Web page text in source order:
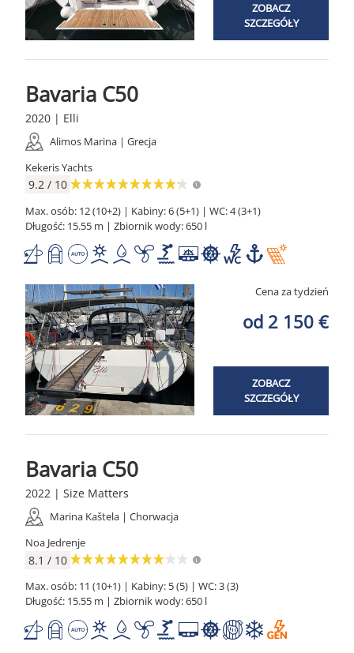
ZOBACZ
SZCZEGÓŁY
Bavaria C50
2020 | Elli
Alimos Marina | Grecja
Kekeris Yachts
9.2 / 10
Max. osób: 12 (10+2) | Kabiny: 6 (5+1) | WC: 4 (3+1)
Długość: 15.55 m | Zbiornik wody: 650 l
Cena za tydzień
od 2 150 €
ZOBACZ
SZCZEGÓŁY
Bavaria C50
2022 | Size Matters
Marina Kaštela | Chorwacja
Noa Jedrenje
8.1 / 10
Max. osób: 11 (10+1) | Kabiny: 5 (5) | WC: 3 (3)
Długość: 15.55 m | Zbiornik wody: 650 l